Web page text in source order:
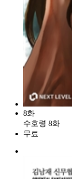
8화
수호령 8화
무료